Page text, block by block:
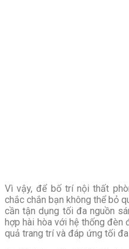
Vì vậy, để bố trí nội thất
chắc chắn bạn không thể bỏ
cần tận dụng tối đa nguồn
hợp hài hòa với hệ thống đèn
quả trang trí và đáp ứng tối